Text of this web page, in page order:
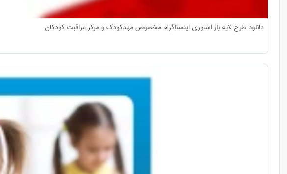
دانلود طرح لایه باز استوری اینستاگرام مخصوص مهدکودک و مرکز مراقبت کودکان